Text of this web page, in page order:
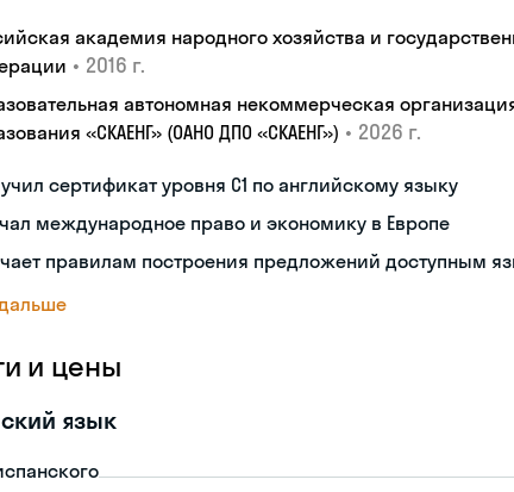
академия народного хозяйства и
• 2016 г.
автономная некоммерческая
«СКАЕНГ» (ОАНО ДПО «СКАЕНГ») • 2026 г.
сертификат уровня С1 по английскому языку
международное право и экономику в Европе
правилам построения предложений доступным
и цены
язык